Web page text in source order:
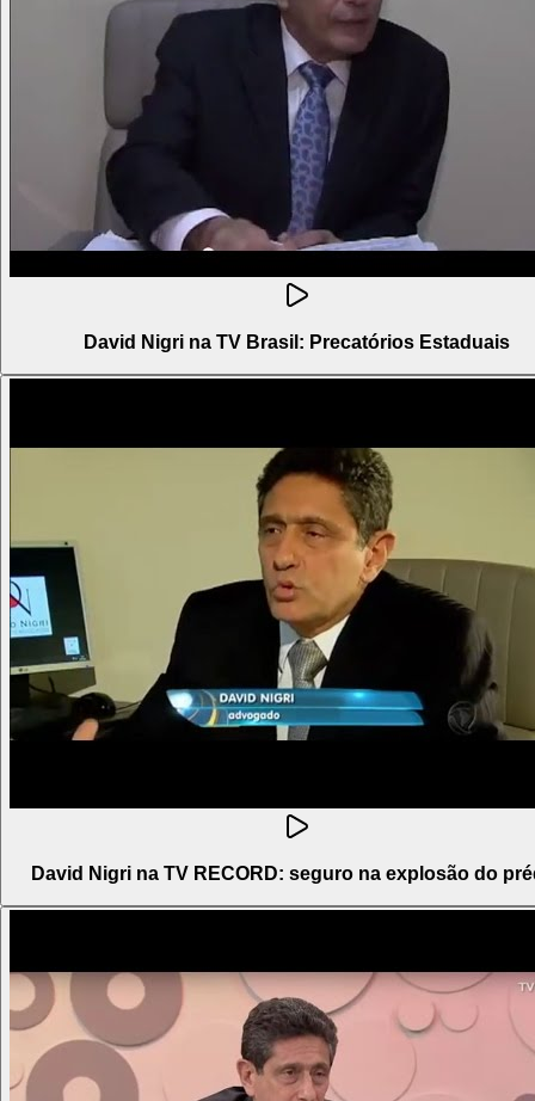
David Nigri na TV Brasil: Precatórios Estaduais
David Nigri na TV RECORD: seguro na explosão do